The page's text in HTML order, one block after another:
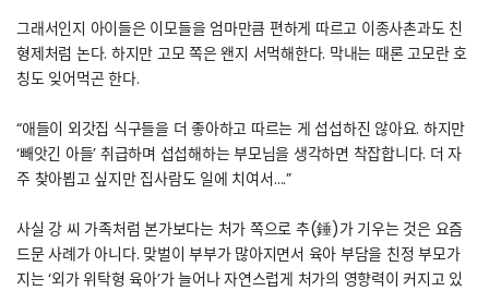
그래서인지 아이들은 이모들을 엄마만큼 편하게 따르고 이종사촌과도 친
형제처럼 논다. 하지만 고모 쪽은 왠지 서먹해한다. 막내는 때론 고모란 호
칭도 잊어먹곤 한다.
“애들이 외갓집 식구들을 더 좋아하고 따르는 게 섭섭하진 않아요. 하지만
‘빼앗긴 아들’ 취급하며 섭섭해하는 부모님을 생각하면 착잡합니다. 더 자
주 찾아뵙고 싶지만 집사람도 일에 치여서….”
사실 강 씨 가족처럼 본가보다는 처가 쪽으로 추(錘)가 기우는 것은 요즘
드문 사례가 아니다. 맞벌이 부부가 많아지면서 육아 부담을 친정 부모가
지는 ‘외가 위탁형 육아’가 늘어나 자연스럽게 처가의 영향력이 커지고 있